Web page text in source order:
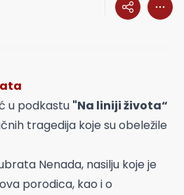
u podkastu "Na liniji života“
tragedija koje su obeležile
Nenada, nasilju koje je
porodica, kao i o